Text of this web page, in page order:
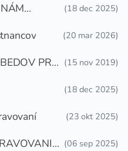
(18 dec 2025)
(20 mar 2026)
PRE
(15 nov 2019)
(18 dec 2025)
(23 okt 2025)
(06 sep 2025)